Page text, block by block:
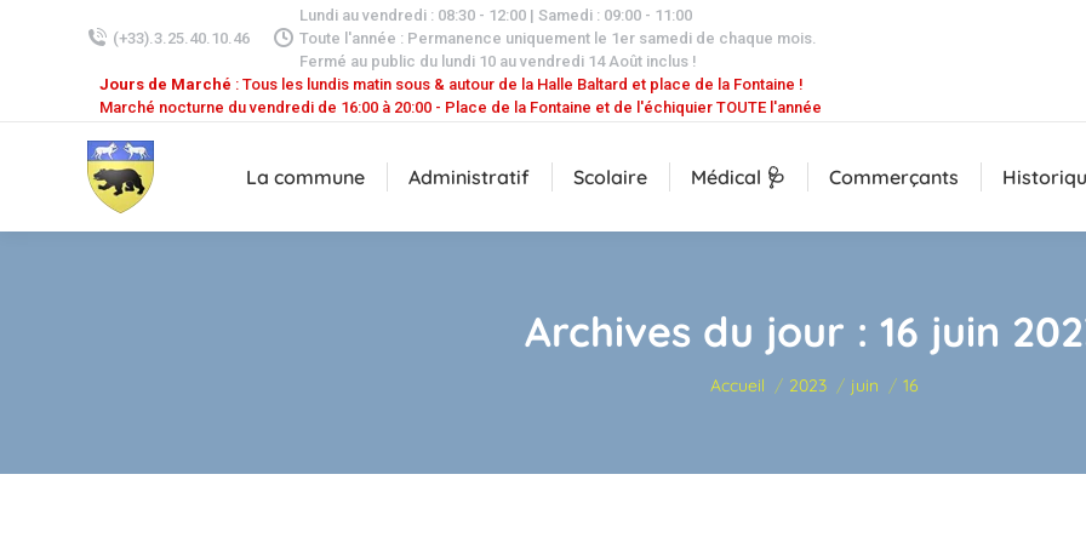
(+33).3.25.40.10.46
Lundi au vendredi : 08:30 - 12:00 | Samedi : 09:00 - 11:00
Toute l'année : Permanence uniquement le 1er samedi de chaque mois.
Fermé au public du lundi 10 au vendredi 14 Août inclus !
Jours de Marché : Tous les lundis matin sous & autour de la Halle Baltard et place de la Fontaine !
Marché nocturne du vendredi de 16:00 à 20:00 - Place de la Fontaine et de l'échiquier TOUTE l'année
La commune Administratif Scolaire Médical 🩺 Commerçants
Archives du jour : 16 juin
Vous êtes ici :
Accueil 2023 juin 16